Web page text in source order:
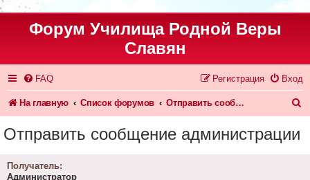
Форум Училища Родной Веры
Славян
FAQ Вход
Регистрация
На главную Список форумов Отправить сообщение администрации
Отправить сообщение администрации
Получатель:
Администратор